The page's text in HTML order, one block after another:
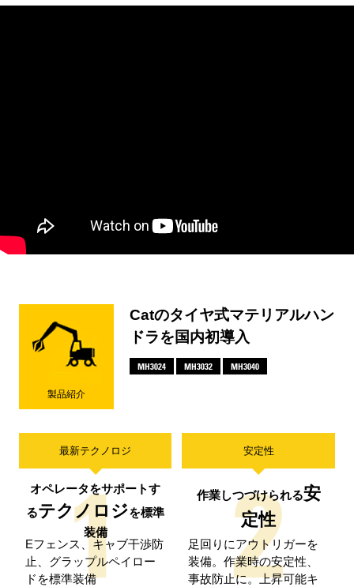
製品紹介
Catのタイヤ式マテリアルハン
ドラを国内初導入
MH3024 MH3032 MH3040
最新テクノロジ
オペレータをサポートす
るテクノロジを標準
装備
Eフェンス、キャブ干渉防
止、グラップルペイロー
ドを標準装備
安定性
作業しつづけられる安
定性
足回りにアウトリガーを
装備。作業時の安定性、
事故防止に。上昇可能キ